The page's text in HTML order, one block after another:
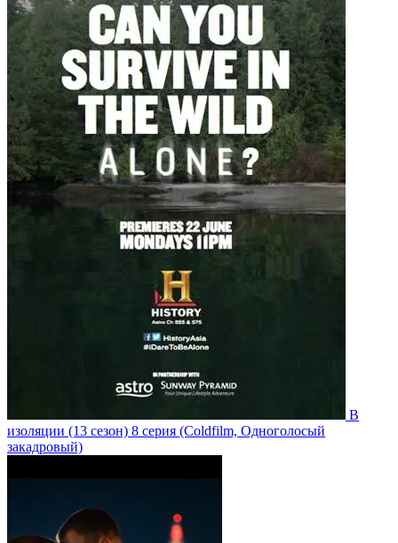
В
изоляции (13 сезон) 8 серия (Coldfilm, Одноголосый
закадровый)